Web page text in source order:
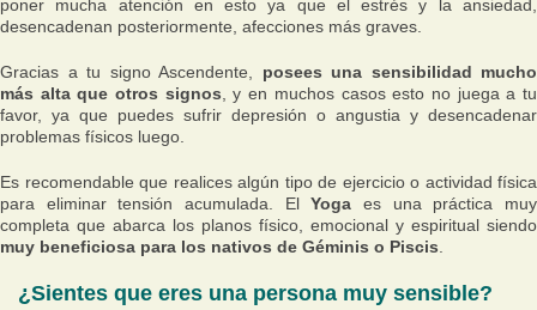
poner mucha atención en esto ya que el estrés y la ansiedad,
desencadenan posteriormente, afecciones más graves.
Gracias a tu signo Ascendente, posees una sensibilidad mucho
más alta que otros signos , y en muchos casos esto no juega a tu
favor, ya que puedes sufrir depresión o angustia y desencadenar
problemas físicos luego.
Es recomendable que realices algún tipo de ejercicio o actividad física
para eliminar tensión acumulada. ElYoga es una práctica muy
completa que abarca los planos físico, emocional y espiritual siendo
muy beneficiosa para los nativos de Géminis o Piscis
¿Sientes que eres una persona muy sensible?